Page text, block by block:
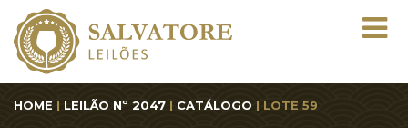
HOME | LEILÃO Nº 2047 | CATÁLOGO | LOTE 59